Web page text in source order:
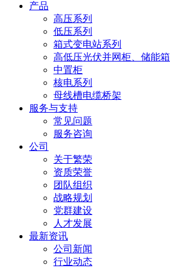
产品
高压系列
低压系列
箱式变电站系列
高低压光伏并网柜、储能箱
中置柜
核电系列
母线槽电缆桥架
服务与支持
常见问题
服务咨询
公司
关于繁荣
资质荣誉
团队组织
战略规划
党群建设
人才发展
最新资讯
公司新闻
行业动态